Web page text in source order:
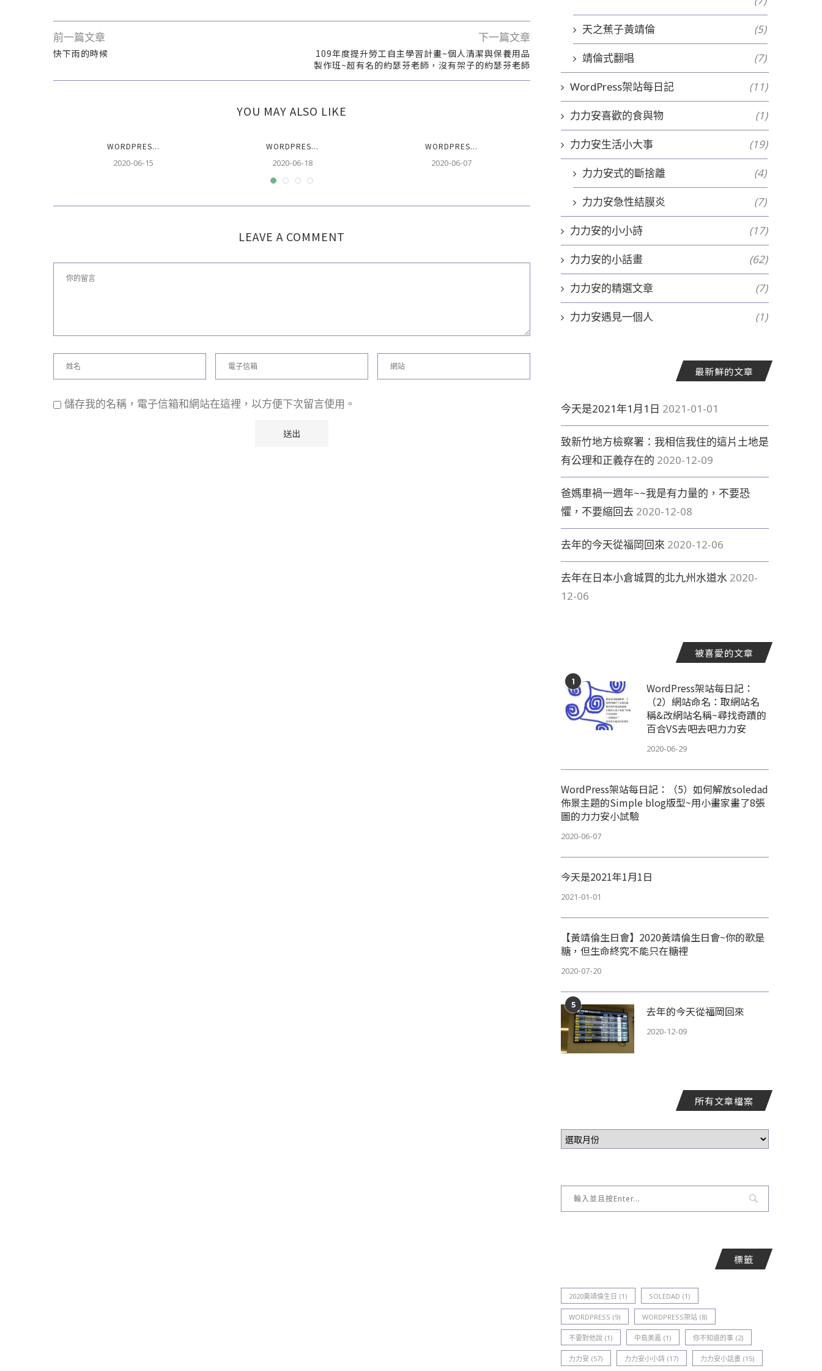
前一篇文章
快下雨的時候
下一篇文章
109年度提升勞工自主學習計畫~個人清潔與保養用品
製作班~超有名的約瑟芬老師，沒有架子的約瑟芬老師
YOU MAY ALSO LIKE
WORDPRES...
2020-06-15
WORDPRES...
2020-06-18
WORDPRES...
2020-06-07
我的文章沒有關鍵...
2020-07-18
WORDPRES...
2020-06-05
LEAVE A COMMENT
儲存我的名稱，電子信箱和網站在這裡，以方便下次留言使用。
天之蕉子黃靖倫 (5)
靖倫式翻唱 (7)
WordPress架站每日記 (11)
力力安喜歡的食與物 (1)
力力安生活小大事 (19)
力力安式的斷捨離 (4)
力力安急性結膜炎 (7)
力力安的小小詩 (17)
力力安的小話畫 (62)
力力安的精選文章 (7)
力力安遇見一個人 (1)
最新鮮的文章
今天是2021年1月1日 2021-01-01
致新竹地方檢察署：我相信我住的這片土地是
有公理和正義存在的 2020-12-09
爸媽車禍一週年~~我是有力量的，不要恐
懼，不要縮回去 2020-12-08
去年的今天從福岡回來 2020-12-06
去年在日本小倉城買的北九州水道水 2020-
12-06
被喜愛的文章
1
WordPress架站每日記：
（2）網站命名：取網站名
稱&改網站名稱~尋找奇蹟的
百合VS去吧去吧力力安
2020-06-29
WordPress架站每日記：（5）如何解放soledad
佈景主題的Simple blog版型~用小畫家畫了8張
圖的力力安小試驗
2020-06-07
今天是2021年1月1日
2021-01-01
【黃靖倫生日會】2020黃靖倫生日會~你的歌是
糖，但生命終究不能只在糖裡
2020-07-20
5 去年的今天從福岡回來
2020-12-09
所有文章檔案
標籤
2020黃靖倫生日 (1) SOLEDAD (1)
WORDPRESS (9) WORDPRESS架站 (8)
不要對他說 (1) 中島美嘉 (1) 你不知道的事 (2)
力力安 (57) 力力安小小詩 (17) 力力安小話畫 (15)